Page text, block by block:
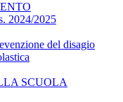
2024/2025
del disagio
SCUOLA